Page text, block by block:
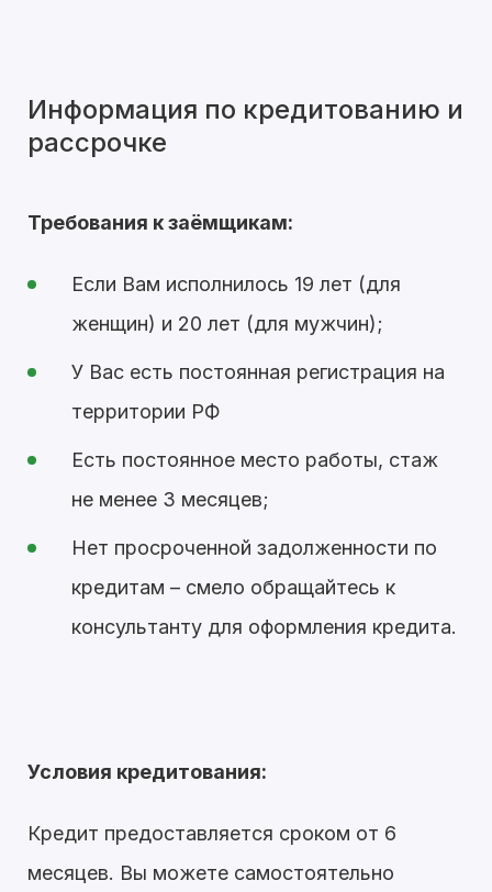
Информация по кредитованию и
рассрочке
Требования к заёмщикам:
Если Вам исполнилось 19 лет (для
женщин) и 20 лет (для мужчин);
У Вас есть постоянная регистрация на
территории РФ
Есть постоянное место работы, стаж
не менее 3 месяцев;
Нет просроченной задолженности по
кредитам – смело обращайтесь к
консультанту для оформления кредита.
Условия кредитования:
Кредит предоставляется сроком от 6
месяцев. Вы можете самостоятельно